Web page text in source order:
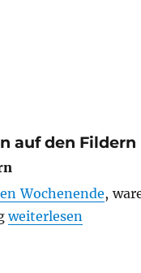
auf den Fildern
Wochenende,
„WAM am
weiterlesen